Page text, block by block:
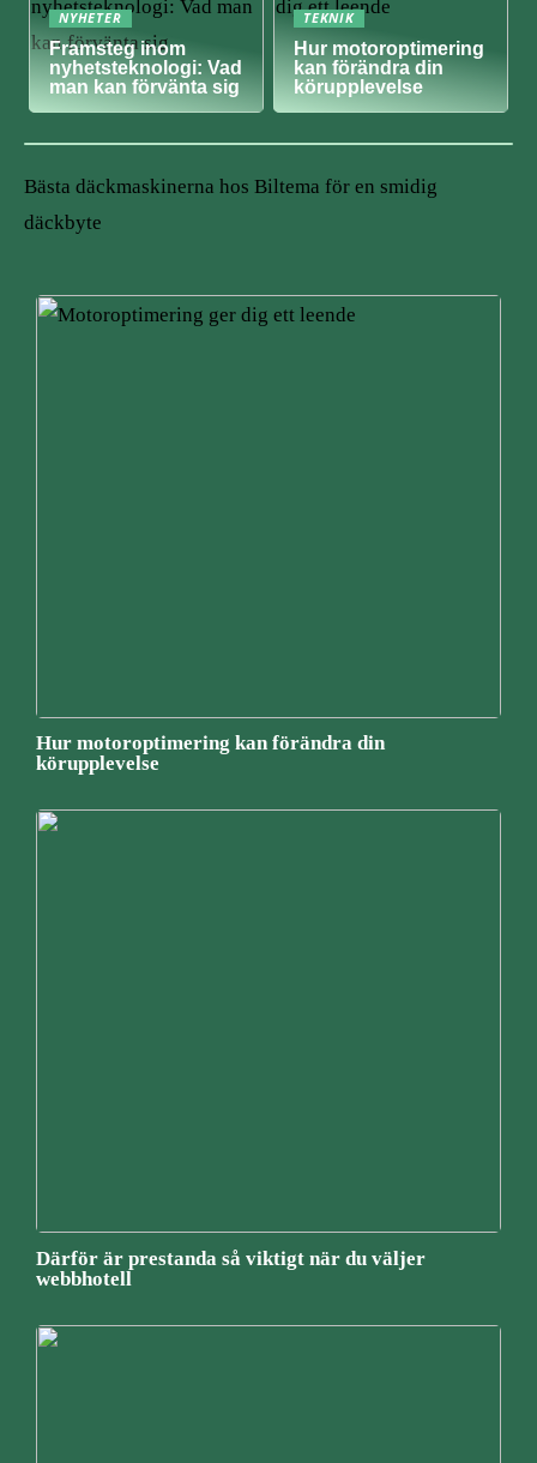
NYHETER
Framsteg inom
nyhetsteknologi: Vad
man kan förvänta sig
TEKNIK
Hur motoroptimering
kan förändra din
körupplevelse
Bästa däckmaskinerna hos Biltema för en smidig
däckbyte
Hur motoroptimering kan förändra din
körupplevelse
Därför är prestanda så viktigt när du väljer
webbhotell